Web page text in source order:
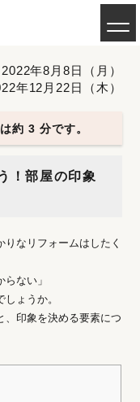
年8月8日（月）
年12月22日（木）
約 3 分です。
！部屋の印象
りなリフォームはしたく
ない」
ょうか。
、印象を決める要素につ